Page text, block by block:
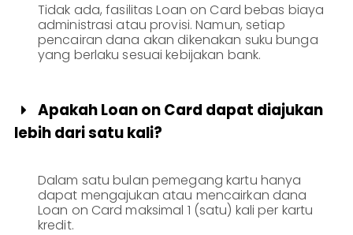
Tidak ada, fasilitas Loan on Card bebas biaya
administrasi atau provisi. Namun, setiap
pencairan dana akan dikenakan suku bunga
yang berlaku sesuai kebijakan bank.

Apakah Loan on Card dapat diajukan
lebih dari satu kali?
Dalam satu bulan pemegang kartu hanya
dapat mengajukan atau mencairkan dana
Loan on Card maksimal 1 (satu) kali per kartu
kredit.